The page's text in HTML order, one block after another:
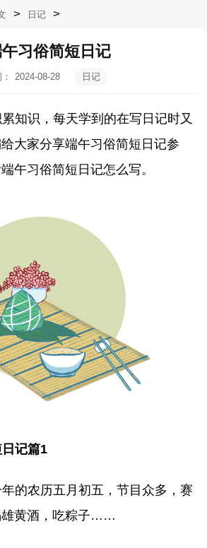
> 日记 >
习俗简短日记
2024-08-28
日记
知识，每天学到的在写日记时又
大家分享端午习俗简短日记参
午习俗简短日记怎么写。
记篇1
的农历五月初五，节目众多，赛
雄黄酒，吃粽子……